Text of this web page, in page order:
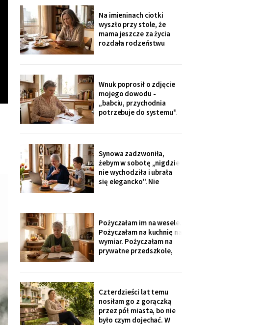
sąsiadka wspomniała, że
córka była u mnie we
wtorek - kiedy ja
siedziałam w przychodni.
Nigdy nie dawałam
Na imieninach ciotki
wyszło przy stole, że
mama jeszcze za życia
rozdała rodzeństwu
dostałam jej różaniec, po
pogrzebie, z szuflady.
Siostra wyjaśniła: „Ty i
tak zawsze byłaś
ustawiona."
Wnuk poprosił o zdjęcie
mojego dowodu -
„babciu, przychodnia
potrzebuje do systemu".
tysiące, na moje dane.
Wnuk płakał, że odda.
Córka na to: „tylko
nigdzie nie zgłaszaj,
chcesz mu zniszczyć
Synowa zadzwoniła,
żebym w sobotę „nigdzie
nie wychodziła i ubrała
się elegancko". Nie
domu opieki. Przyjechali
z tortem i laptopem:
bilety do Rzymu na moje
siedemdziesiąte
urodziny
Pożyczałam im na wesele.
Pożyczałam na kuchnię na
wymiar. Pożyczałam na
prywatne przedszkole,
„bo Kubuś jest wrażliwy".
poprosiłam o pożyczkę -
na okulary progresywne -
i usłyszałam, że „trzeba
było sobie
Czterdzieści lat temu
nosiłam go z gorączką
przez pół miasta, bo nie
było czym dojechać. W